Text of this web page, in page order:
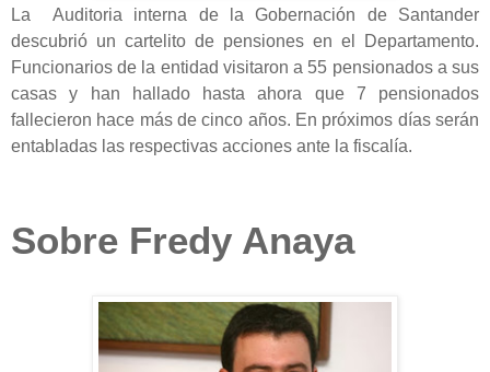
La Auditoria interna de la Gobernación de Santander
descubrió un cartelito de pensiones en el Departamento.
Funcionarios de la entidad visitaron a 55 pensionados a sus
casas y han hallado hasta ahora que 7 pensionados
fallecieron hace más de cinco años. En próximos días serán
entabladas las respectivas acciones ante la fiscalía.
Sobre Fredy Anaya